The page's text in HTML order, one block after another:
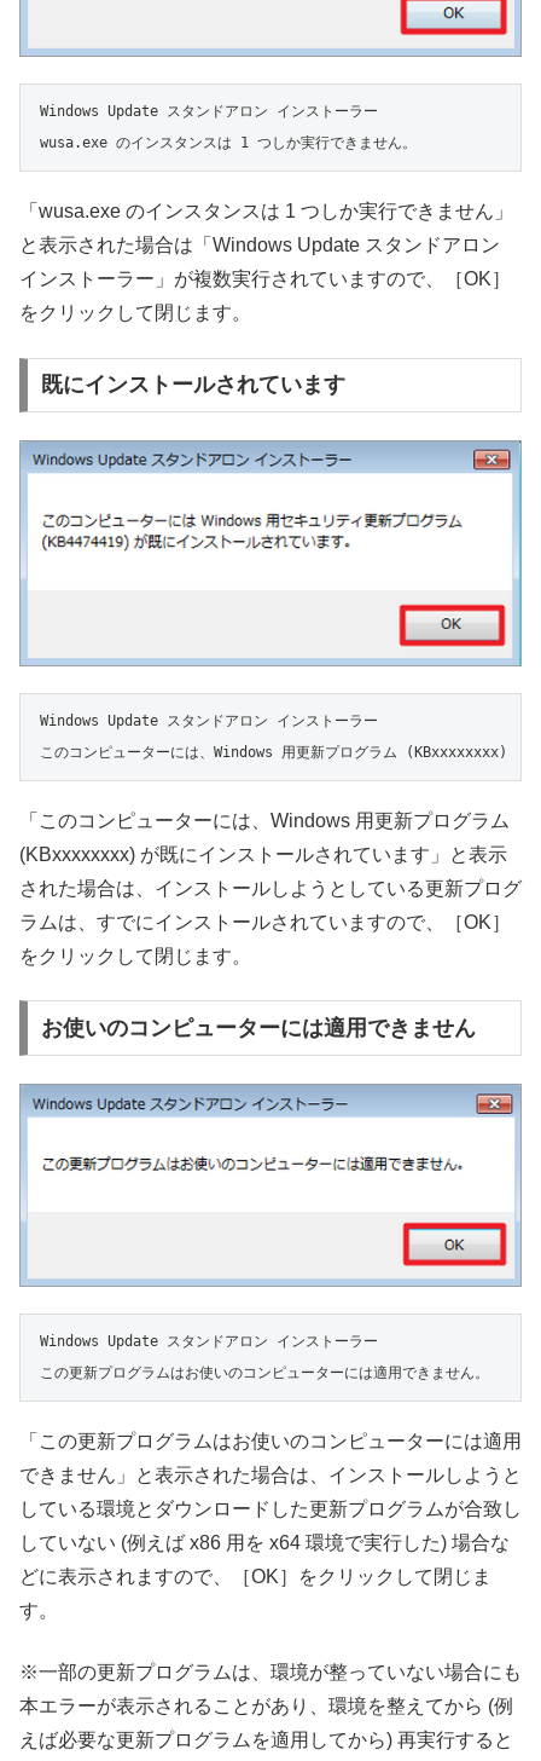
Windows Update スタンドアロン インストーラー
wusa.exe のインスタンスは 1 つしか実行できません。
「wusa.exe のインスタンスは 1 つしか実行できません」
と表示された場合は「Windows Update スタンドアロン
インストーラー」が複数実行されていますので、［OK］
をクリックして閉じます。
既にインストールされています
Windows Update スタンドアロン インストーラー
このコンピューターには、Windows 用更新プログラム (KBxxxxxxxx) が
「このコンピューターには、Windows 用更新プログラム
(KBxxxxxxxx) が既にインストールされています」と表示
された場合は、インストールしようとしている更新プログ
ラムは、すでにインストールされていますので、［OK］
をクリックして閉じます。
お使いのコンピューターには適用できません
Windows Update スタンドアロン インストーラー
この更新プログラムはお使いのコンピューターには適用できません。
「この更新プログラムはお使いのコンピューターには適用
できません」と表示された場合は、インストールしようと
している環境とダウンロードした更新プログラムが合致し
していない (例えば x86 用を x64 環境で実行した) 場合な
どに表示されますので、［OK］をクリックして閉じま
す。
※一部の更新プログラムは、環境が整っていない場合にも
本エラーが表示されることがあり、環境を整えてから (例
えば必要な更新プログラムを適用してから) 再実行すると